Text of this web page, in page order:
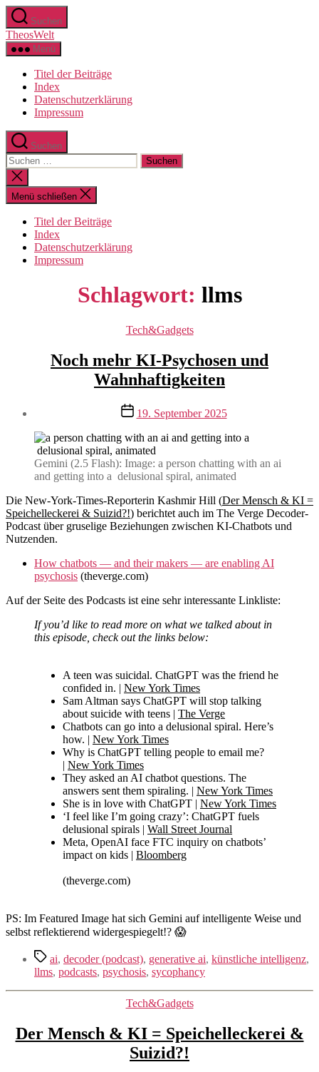
Zum
Inhalt
springen
Suchen
TheosWelt
Menü
Titel der Beiträge
Index
Datenschutzerklärung
Impressum
Suchen
Suchen
nach:
Suche
schließen
Menü schließen
Titel der Beiträge
Index
Datenschutzerklärung
Impressum
Schlagwort: llms
Kategorien
Tech&Gadgets
Noch mehr KI-Psychosen und
Wahnhaftigkeiten
Veröffentlichungsdatum
19. September 2025
Gemini (2.5 Flash): Image: a person chatting with an ai
and getting into a delusional spiral, animated
Die New-York-Times-Reporterin Kashmir Hill (Der Mensch & KI =
Speichelleckerei & Suizid?!) berichtet auch im The Verge Decoder-
Podcast über gruselige Beziehungen zwischen KI-Chatbots und
Nutzenden.
How chatbots — and their makers — are enabling AI
psychosis (theverge.com)
Auf der Seite des Podcasts ist eine sehr interessante Linkliste:
If you’d like to read more on what we talked about in
this episode, check out the links below:
A teen was suicidal. ChatGPT was the friend he
confided in. | New York Times
Sam Altman says ChatGPT will stop talking
about suicide with teens | The Verge
Chatbots can go into a delusional spiral. Here’s
how. | New York Times
Why is ChatGPT telling people to email me?
| New York Times
They asked an AI chatbot questions. The
answers sent them spiraling. | New York Times
She is in love with ChatGPT | New York Times
‘I feel like I’m going crazy’: ChatGPT fuels
delusional spirals | Wall Street Journal
Meta, OpenAI face FTC inquiry on chatbots’
impact on kids | Bloomberg
(theverge.com)
PS: Im Featured Image hat sich Gemini auf intelligente Weise und
selbst reflektierend widergespiegelt!? 😱
Schlagwörter
ai, decoder (podcast), generative ai, künstliche intelligenz,
llms, podcasts, psychosis, sycophancy
Kategorien
Tech&Gadgets
Der Mensch & KI = Speichelleckerei &
Suizid?!